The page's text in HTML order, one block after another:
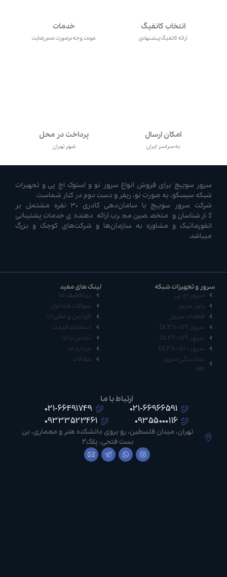
انتخاب کانفیگ
ارائه کانفیگ پیشنهادی
خدمات
عودت وجه درصورت عدم رضایت
امکان ارسال
به سراسر ایران
پرداخت در محل
شهر تهران
سرور سوییچ برای فروش انواع سرور نو و استوک اچ پی و تجهیزات
شبکه سیسکو، به صورت نو، ریفر و دست دوم در کنار شماست.
شرکت سرور سوییچ با سامان‌دهی کادری ۳۰ نفره مشتمل بر
کارشناسان و متخصصین مجرب ارائه دهنده‌ی خدمات پشتیبانی
انفورماتیک و مشاوره به سازمان‌ها و شرکت‌های کوچک و بزرگ
میباشد.
سرور و تجهیزات شبکه
سرور اچ پی
پاور سرور
قطعات سرور
سرور DL380 G9
سرور DL360 G9
سرور DL380 G10
نمایندگی سرور
HP
لینک های مفید
پرتخفیف ها
سوالات متداول
قوانین و مقررات
استعلام قیمت
تماس با ما
درباره ما
مقالات
ارتباط با ما
021-66966591
021-66491749
09355000116
09333523461
تهران، میدان فلسطین، رو بروی دانشکده هنر و معماری، بن
بست فتحی، پلاک2